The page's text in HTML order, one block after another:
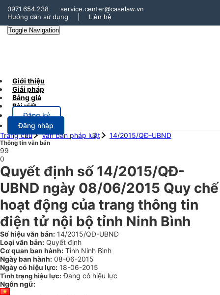
0971.654.238
service.center@caselaw.vn
Hướng dẫn sử dụng
Liên hệ
Toggle Navigation
Giới thiệu
Giải pháp
Bảng giá
Bài viết
Đăng ký
Đăng nhập
Trang chủ
Văn bản pháp luật 14/2015/QĐ-UBND
Thông tin văn bản
99
0
Quyết định số 14/2015/QĐ-
UBND ngày 08/06/2015 Quy chế
hoạt động của trang thông tin
điện tử nội bộ tỉnh Ninh Bình
Số hiệu văn bản: 14/2015/QĐ-UBND
Loại văn bản: Quyết định
Cơ quan ban hành: Tỉnh Ninh Bình
Ngày ban hành: 08-06-2015
Ngày có hiệu lực: 18-06-2015
Tình trạng hiệu lực: Đang có hiệu lực
Ngôn ngữ: